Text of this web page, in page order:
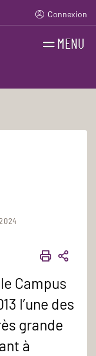
Connexion
MENU
Campus
l’une des
grande
à